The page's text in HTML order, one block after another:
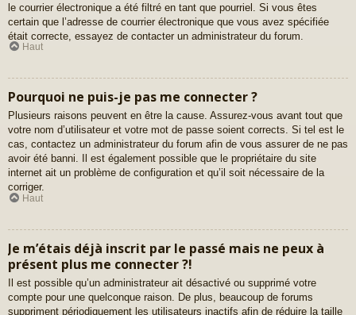
le courrier électronique a été filtré en tant que pourriel. Si vous êtes
certain que l’adresse de courrier électronique que vous avez spécifiée
était correcte, essayez de contacter un administrateur du forum.
Haut
Pourquoi ne puis-je pas me connecter ?
Plusieurs raisons peuvent en être la cause. Assurez-vous avant tout que
votre nom d’utilisateur et votre mot de passe soient corrects. Si tel est le
cas, contactez un administrateur du forum afin de vous assurer de ne pas
avoir été banni. Il est également possible que le propriétaire du site
internet ait un problème de configuration et qu’il soit nécessaire de la
corriger.
Haut
Je m’étais déjà inscrit par le passé mais ne peux à
présent plus me connecter ?!
Il est possible qu’un administrateur ait désactivé ou supprimé votre
compte pour une quelconque raison. De plus, beaucoup de forums
suppriment périodiquement les utilisateurs inactifs afin de réduire la taille